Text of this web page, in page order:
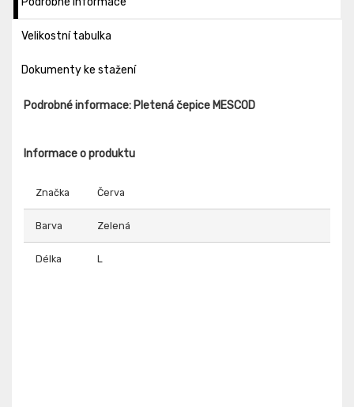
Velikostní tabulka
Dokumenty ke stažení
Podrobné informace: Pletená čepice MESCOD
Informace o produktu
Značka Červa
Barva Zelená
Délka L